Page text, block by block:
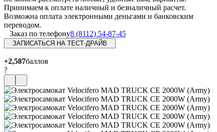
Принимаем к оплате наличный и безналичный расчет.
Возможна оплата электронными деньгами и банковским
переводом.
Заказ по телефону8 (8112) 54-87-45
ЗАПИСАТЬСЯ НА ТЕСТ-ДРАЙВ
+2,587баллов
?